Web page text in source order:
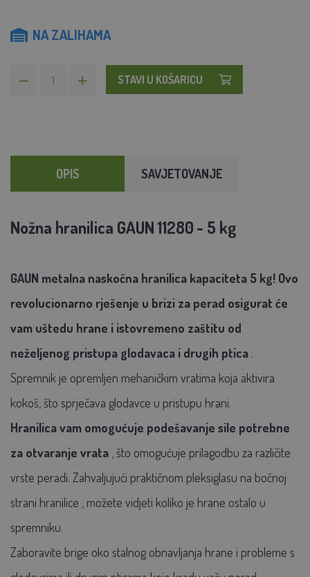
NA ZALIHAMA
STAVI U KOŠARICU
OPIS SAVJETOVANJE
Nožna hranilica GAUN11280- 5 kg
GAUN metalna naskočna hranilica kapaciteta 5 kg! Ovo
revolucionarno rješenje u brizi za perad osigurat će
vam uštedu hrane i istovremeno zaštitu od
neželjenog pristupa glodavaca i drugih ptica .
Spremnik je opremljen mehaničkim vratima koja aktivira
kokoš, što sprječava glodavce u pristupu hrani.
Hranilica vam omogućuje podešavanje sile potrebne
za otvaranje vrata , što omogućuje prilagodbu za različite
vrste peradi. Zahvaljujući praktičnom pleksiglasu na bočnoj
strani hranilice , možete vidjeti koliko je hrane ostalo u
spremniku.
Zaboravite brige oko stalnog obnavljanja hrane i probleme s